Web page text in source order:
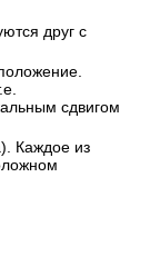
друг с
сдвигом
Каждое из